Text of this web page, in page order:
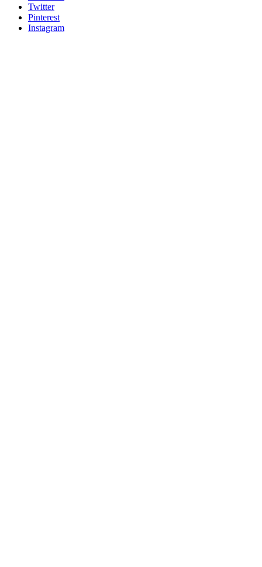
Twitter
Pinterest
Instagram